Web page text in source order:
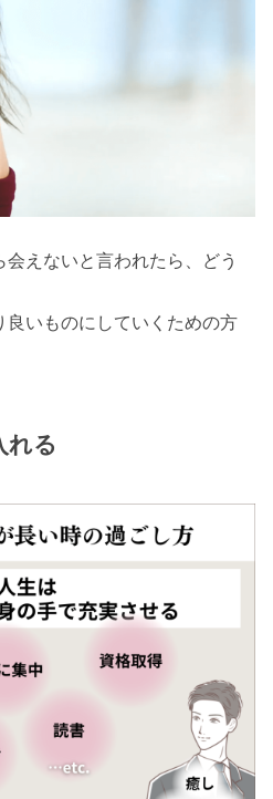
えないと言われたら、どう
良いものにしていくための方
れる